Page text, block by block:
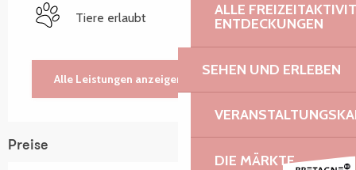
ALLE
ENTDECKUNGEN
SEHEN UND ERLEBEN
DIE MÄRKTE
Tiere erlaubt
Alle Leistungen anzeigen
Preise